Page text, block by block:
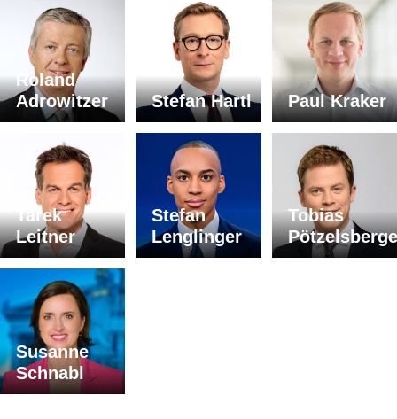
Roland
Adrowitzer
Stefan Hartl Paul Kraker
Tarek
Leitner
Stefan
Lenglinger
Tobias
Susanne
Schnabl